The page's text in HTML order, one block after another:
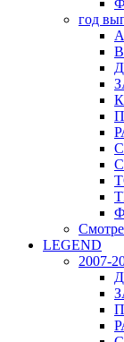
год
LEGEND
2007-